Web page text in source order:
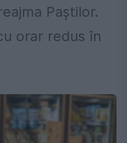
Paștilor.
orar redus în